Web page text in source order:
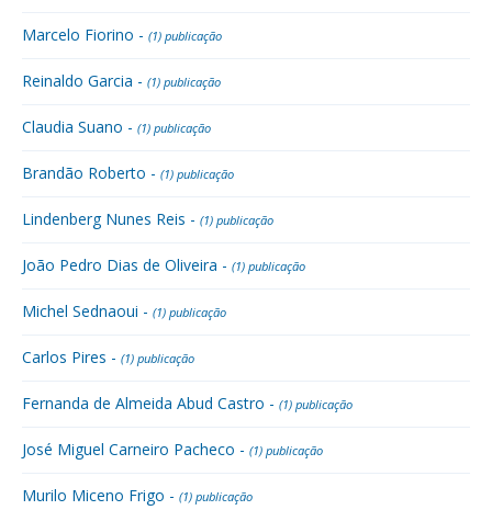
Marcelo Fiorino - (1) publicação
Reinaldo Garcia - (1) publicação
Claudia Suano - (1) publicação
Brandão Roberto - (1) publicação
Lindenberg Nunes Reis - (1) publicação
João Pedro Dias de Oliveira - (1) publicação
Michel Sednaoui - (1) publicação
Carlos Pires - (1) publicação
Fernanda de Almeida Abud Castro - (1) publicação
José Miguel Carneiro Pacheco - (1) publicação
Murilo Miceno Frigo - (1) publicação